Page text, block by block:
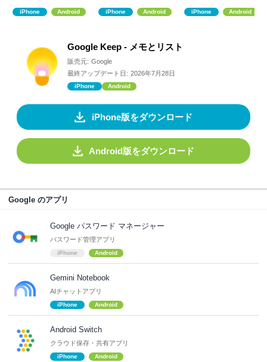
iPhone Android iPhone Android iPhone Android
Google Keep - メモとリスト
販売元: Google
最終アップデート日: 2026年7月28日
iPhone Android
iPhone版をダウンロード
Android版をダウンロード
Google のアプリ
Google パスワード マネージャー
パスワード管理アプリ
iPhone Android
Gemini Notebook
AIチャットアプリ
iPhone Android
Android Switch
クラウド保存・共有アプリ
iPhone Android